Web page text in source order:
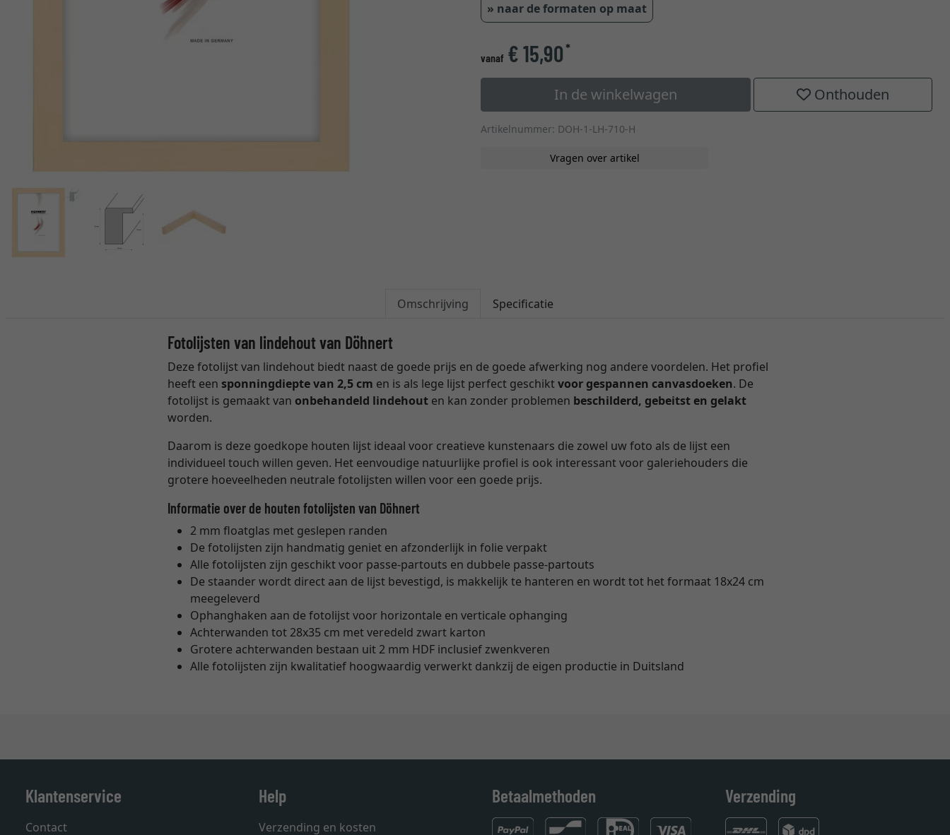
» naar de formaten op maat
vanaf € 15,90*
In de winkelwagen Onthouden
Artikelnummer: DOH-1-LH-710-H
Vragen over artikel
Omschrijving Specificatie
Fotolijsten van lindehout van Döhnert
Deze fotolijst van lindehout biedt naast de goede prijs en de goede afwerking nog andere voordelen. Het profiel
heeft een sponningdiepte van 2,5 cm en is als lege lijst perfect geschiktvoor gespannen canvasdoeken. De
fotolijst is gemaakt van onbehandeld lindehout en kan zonder problemen beschilderd, gebeitst en gelakt
worden.
Daarom is deze goedkope houten lijst ideaal voor creatieve kunstenaars die zowel uw foto als de lijst een
individueel touch willen geven. Het eenvoudige natuurlijke profiel is ook interessant voor galeriehouders die
grotere hoeveelheden neutrale fotolijsten willen voor een goede prijs.
Informatie over de houten fotolijsten van Döhnert
2 mm floatglas met geslepen randen
De fotolijsten zijn handmatig geniet en afzonderlijk in folie verpakt
Alle fotolijsten zijn geschikt voor passe-partouts en dubbele passe-partouts
De staander wordt direct aan de lijst bevestigd, is makkelijk te hanteren en wordt tot het formaat 18x24 cm
meegeleverd
Ophanghaken aan de fotolijst voor horizontale en verticale ophanging
Achterwanden tot 28x35 cm met veredeld zwart karton
Grotere achterwanden bestaan uit 2 mm HDF inclusief zwenkveren
Alle fotolijsten zijn kwalitatief hoogwaardig verwerkt dankzij de eigen productie in Duitsland
Klantenservice
Contact
Help
Verzending en kosten
Betaalmethoden Verzending